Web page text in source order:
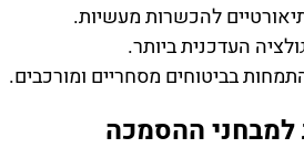
להכשרות מעשיות.
העדכנית ביותר.
בביטוחים מסחריים ומורכבים.
ההסמכה